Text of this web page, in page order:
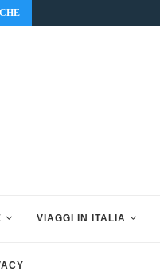
VIAGGI IN ITALIA